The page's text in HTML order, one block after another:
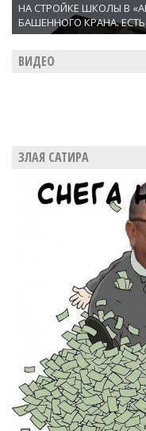
НА СТРОЙКЕ ШКОЛЫ В
БАШЕННОГО КРАНА.
ВИДЕО
ЗЛАЯ САТИРА